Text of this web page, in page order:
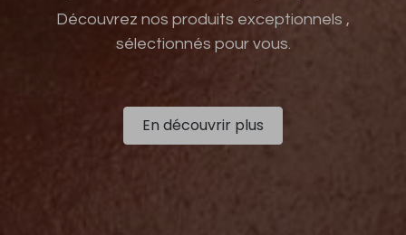
Découvrez nos produits exceptionnels ,
sélectionnés pour vous.
En découvrir plus